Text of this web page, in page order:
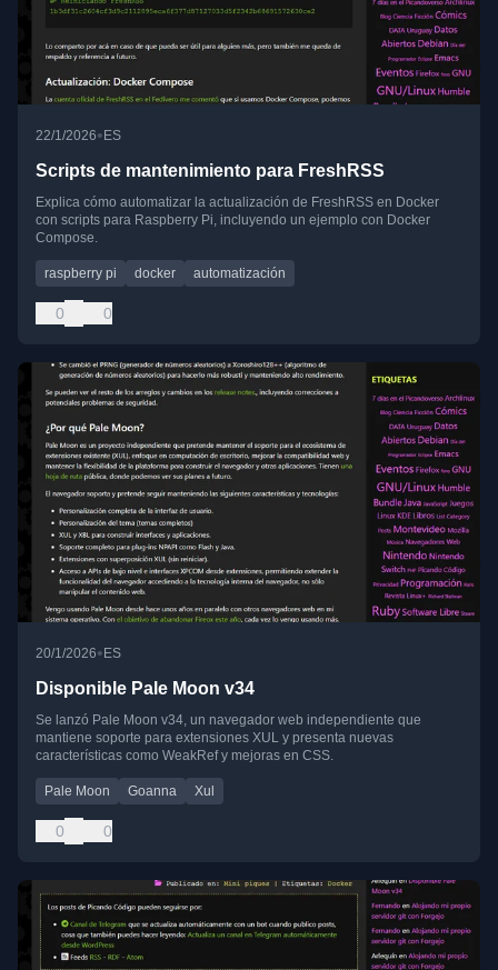
22/1/2026• ES
Scripts de mantenimiento para FreshRSS
Explica cómo automatizar la actualización de FreshRSS en Docker
con scripts para Raspberry Pi, incluyendo un ejemplo con Docker
Compose.
raspberry pi docker automatización
0 0
20/1/2026• ES
Disponible Pale Moon v34
Se lanzó Pale Moon v34, un navegador web independiente que
mantiene soporte para extensiones XUL y presenta nuevas
características como WeakRef y mejoras en CSS.
Pale Moon Goanna Xul
0 0